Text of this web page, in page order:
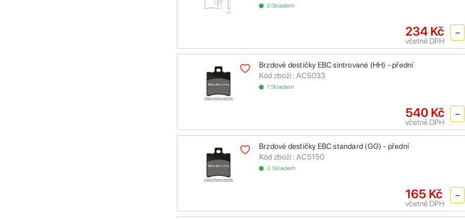
3 Skladem
234 Kč
včetně DPH
Brzdové destičky EBC sintrované (HH) - přední
Kód zboží : AC5033
1 Skladem
540 Kč
včetně DPH
Brzdové destičky EBC standard (GG) - přední
Kód zboží : AC5150
2 Skladem
165 Kč
včetně DPH